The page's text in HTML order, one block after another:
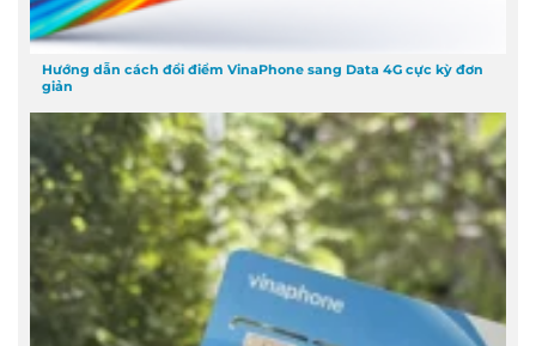
Hướng dẫn cách đổi điểm VinaPhone sang Data 4G cực kỳ đơn
giản